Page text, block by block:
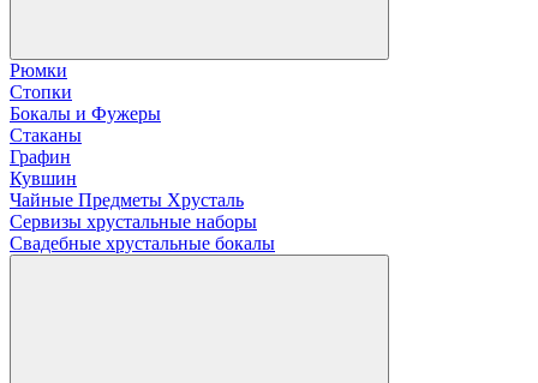
Рюмки
Стопки
Бокалы и Фужеры
Стаканы
Графин
Кувшин
Чайные Предметы Хрусталь
Сервизы хрустальные наборы
Свадебные хрустальные бокалы